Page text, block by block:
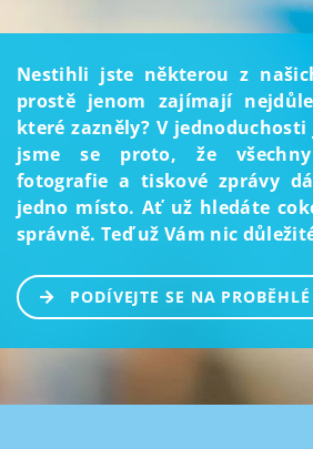
Nestihli jste některou z
prostě jenom zajímají
které zazněly? V
jsme se proto, že
fotografie a tiskové zprávy
jedno místo. Ať už hledáte
správně. Teď už Vám nic
PODÍVEJTE SE NA PROBĚHLÉ